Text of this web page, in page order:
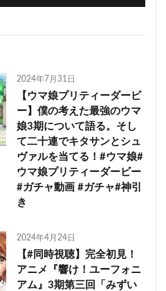
2024年7月31日
【ウマ娘プリティーダービ
ー】僕の考えた最強のウマ
娘3期について語る。そし
て二十連でキタサンとシュ
ヴァルを当てる！#ウマ娘#
ウマ娘プリティーダービー
#ガチャ動画 #ガチャ#神引
き
2024年4月24日
【#同時視聴】完全初見！
アニメ『響け！ユーフォニ
アム』3期第三回「みずい